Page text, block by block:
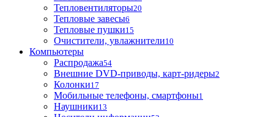
Тепловентиляторы20
Тепловые завесы6
Тепловые пушки15
Очистители, увлажнители10
Компьютеры
Распродажа54
Внешние DVD-приводы, карт-ридеры2
Колонки17
Мобильные телефоны, смартфоны1
Наушники13